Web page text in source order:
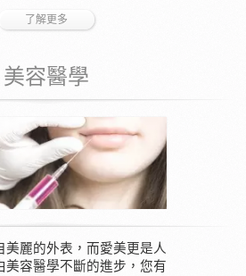
了解更多
美容醫學
美麗的外表，而愛美更是人
美容醫學不斷的進步，您有